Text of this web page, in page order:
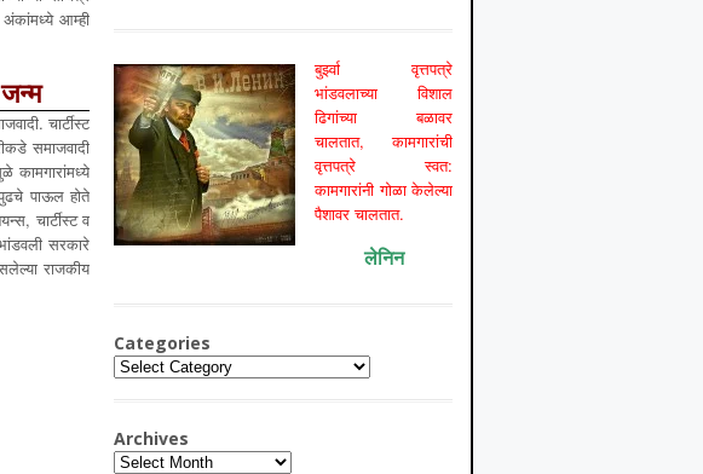
आम्ही
चार्टीस्ट
समाजवादी
कामगारांमध्ये
पाऊल होते
चार्टीस्ट व
सरकारे
राजकीय
बुर्झ्वा वृत्तपत्रे
भांडवलाच्या विशाल
ढिगांच्या बळावर
चालतात, कामगारांची
वृत्तपत्रे स्वत:
कामगारांनी गोळा केलेल्या
पैशावर चालतात.
लेनिन
Categories
Categories
Archives
Archives